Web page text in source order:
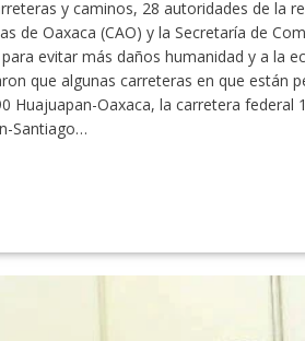
y caminos, 28 autoridades de la
de Oaxaca (CAO) y la Secretaría de
evitar más daños humanidad y a la
que algunas carreteras en que están
Huajuapan-Oaxaca, la carretera federal
Santiago…